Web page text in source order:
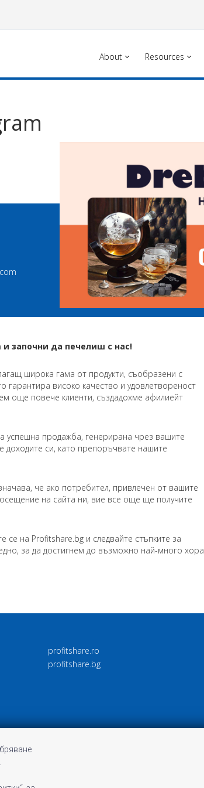
About Resources
започни да печелиш с нас!
широка гама от продукти, съобразени с
гарантира високо качество и удовлетвореност
още повече клиенти, създадохме афилиейт
успешна продажба, генерирана чрез вашите
доходите си, като препоръчвате нашите
че ако потребител, привлечен от вашите
на сайта ни, вие все още ще получите
на Profitshare.bg и следвайте стъпките за
за да достигнем до възможно най-много хора
profitshare.ro
profitshare.bg